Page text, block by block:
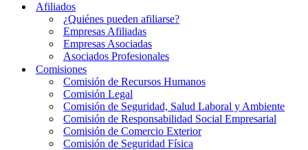
Afiliados
¿Quiénes pueden afiliarse?
Empresas Afiliadas
Empresas Asociadas
Asociados Profesionales
Comisiones
Comisión de Recursos Humanos
Comisión Legal
Comisión de Seguridad, Salud Laboral y Ambiente
Comisión de Responsabilidad Social Empresarial
Comisión de Comercio Exterior
Comisión de Seguridad Física